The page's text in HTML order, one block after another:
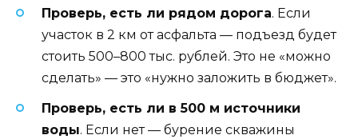
Проверь, есть ли рядом дорога. Если
участок в 2 км от асфальта — подъезд будет
стоить 500–800 тыс. рублей. Это не «можно
сделать» — это «нужно заложить в бюджет».
Проверь, есть ли в 500 м источники
воды. Если нет — бурение скважины